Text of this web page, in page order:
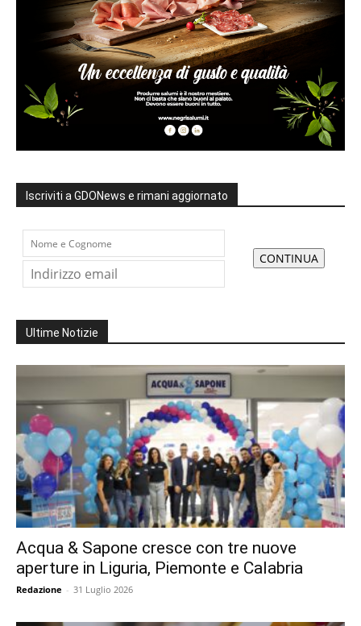
Iscriviti a GDONews e rimani aggiornato
Ultime Notizie
Acqua & Sapone cresce con tre nuove
aperture in Liguria, Piemonte e Calabria
Redazione - 31 Luglio 2026